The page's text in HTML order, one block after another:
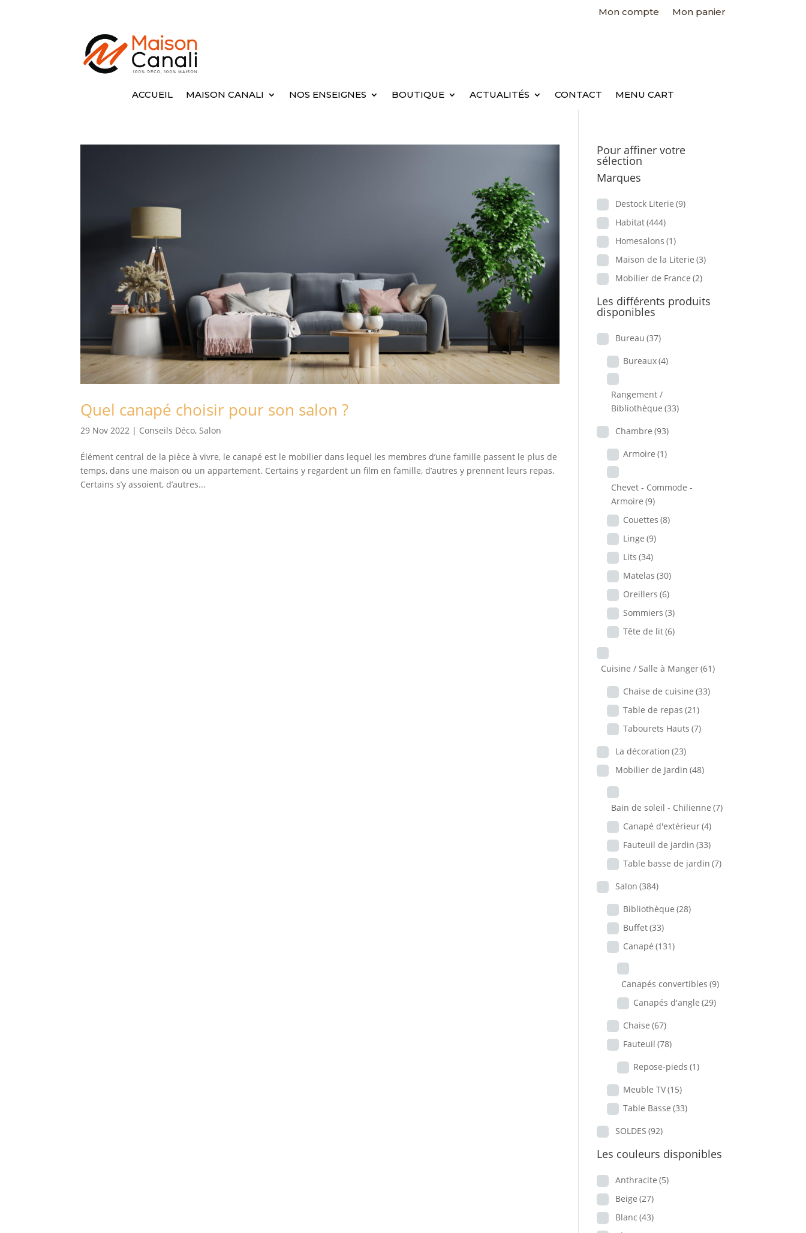
Mon compte Mon panier
ACCUEIL MAISON CANALI NOS ENSEIGNES BOUTIQUE ACTUALITÉS CONTACT MENU CART
Quel canapé choisir pour son salon ?
29 Nov 2022 | Conseils Déco,Salon
Élément central de la pièce à vivre, le canapé est le mobilier dans lequel les membres d’une famille passent le plus de
temps, dans une maison ou un appartement. Certains y regardent un film en famille, d’autres y prennent leurs repas.
Certains s’y assoient, d’autres...
Pour affiner votre
sélection
Marques
Destock Literie (9)
Habitat(444)
Homesalons (1)
Maison de la Literie (3)
Mobilier de France (2)
Les différents produits
disponibles
Bureau (37)
Bureaux(4)
Rangement /
Bibliothèque (33)
Chambre (93)
Armoire (1)
Chevet - Commode -
Armoire (9)
Couettes (8)
Linge (9)
Lits (34)
Matelas (30)
Oreillers (6)
Sommiers (3)
Tête de lit(6)
Cuisine / Salle à Manger(61)
Chaise de cuisine (33)
Table de repas (21)
Tabourets Hauts (7)
La décoration (23)
Mobilier de Jardin (48)
Bain de soleil - Chilienne (7)
Canapé d'extérieur(4)
Fauteuil de jardin (33)
Table basse de jardin (7)
Salon (384)
Bibliothèque (28)
Buffet(33)
Canapé (131)
Canapés convertibles (9)
Canapés d'angle (29)
Chaise (67)
Fauteuil (78)
Repose-pieds (1)
Meuble TV(15)
Table Basse (33)
SOLDES (92)
Les couleurs disponibles
Anthracite (5)
Beige (27)
Blanc (43)